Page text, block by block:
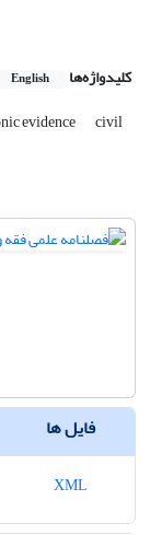
کلیدواژه‌ها English
evidence civil
فایل ها